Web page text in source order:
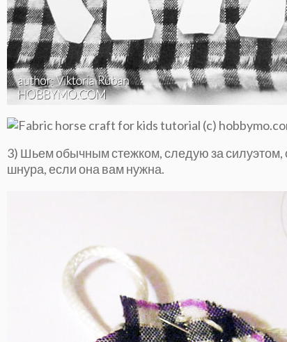
3) Шьем обычным стежком, следую за силуэтом,
шнура, если она вам нужна.